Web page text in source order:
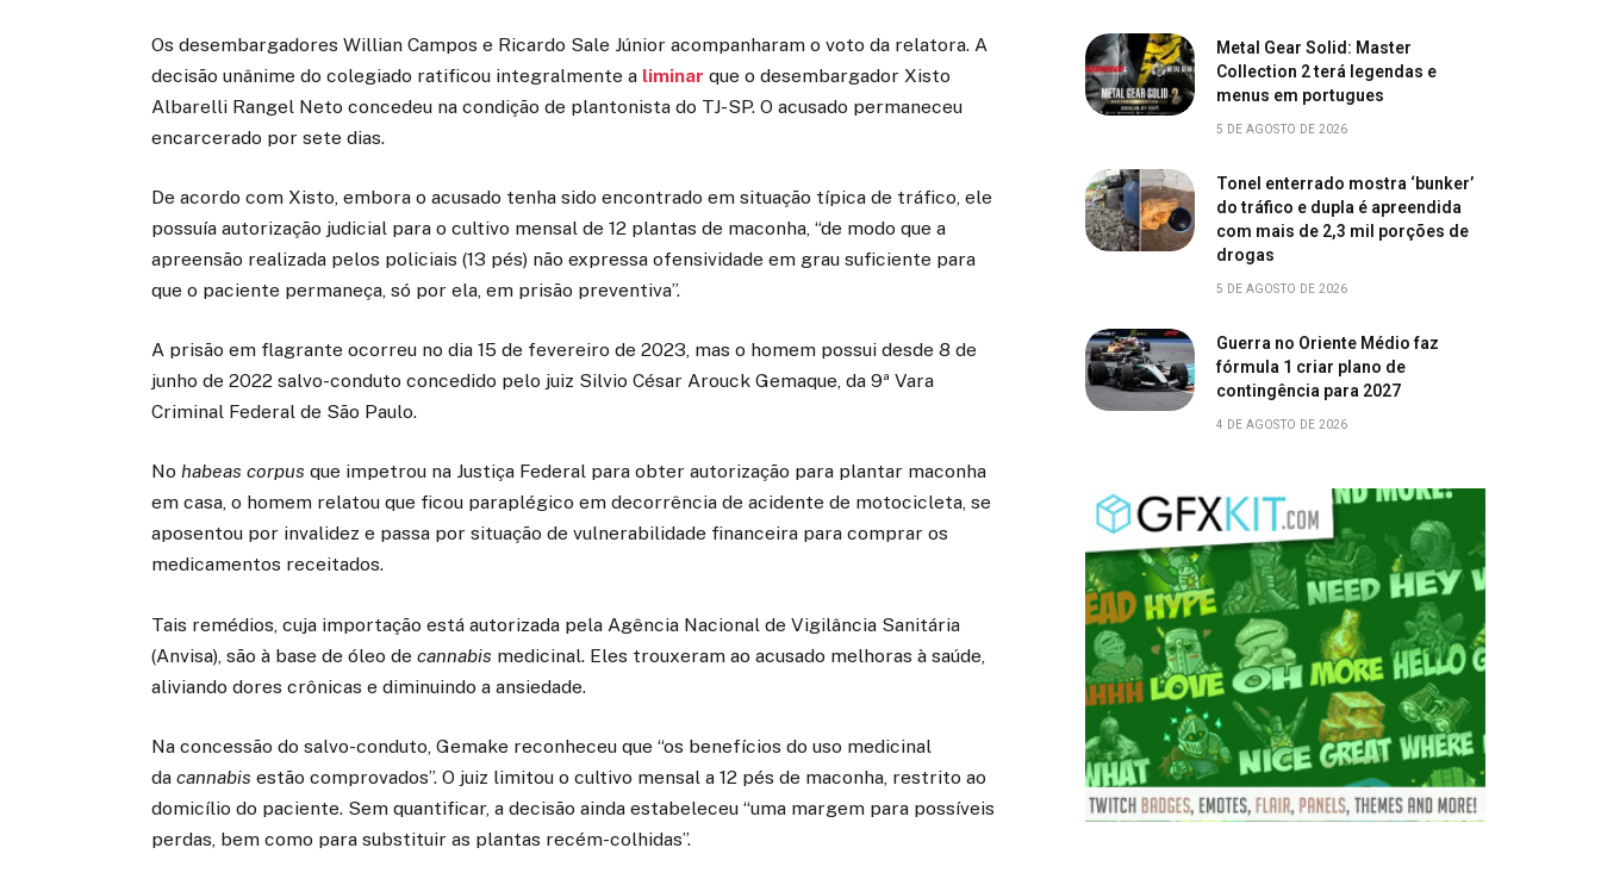
Os desembargadores Willian Campos e Ricardo Sale Júnior acompanharam o voto da relatora. A
decisão unânime do colegiado ratificou integralmente a liminar que o desembargador Xisto
Albarelli Rangel Neto concedeu na condição de plantonista do TJ-SP. O acusado permaneceu
encarcerado por sete dias.
De acordo com Xisto, embora o acusado tenha sido encontrado em situação típica de tráfico, ele
possuía autorização judicial para o cultivo mensal de 12 plantas de maconha, “de modo que a
apreensão realizada pelos policiais (13 pés) não expressa ofensividade em grau suficiente para
que o paciente permaneça, só por ela, em prisão preventiva”.
A prisão em flagrante ocorreu no dia 15 de fevereiro de 2023, mas o homem possui desde 8 de
junho de 2022 salvo-conduto concedido pelo juiz Silvio César Arouck Gemaque, da 9ª Vara
Criminal Federal de São Paulo.
Nohabeas corpus que impetrou na Justiça Federal para obter autorização para plantar maconha
em casa, o homem relatou que ficou paraplégico em decorrência de acidente de motocicleta, se
aposentou por invalidez e passa por situação de vulnerabilidade financeira para comprar os
medicamentos receitados.
Tais remédios, cuja importação está autorizada pela Agência Nacional de Vigilância Sanitária
(Anvisa), são à base de óleo decannabis medicinal. Eles trouxeram ao acusado melhoras à saúde,
aliviando dores crônicas e diminuindo a ansiedade.
Na concessão do salvo-conduto, Gemake reconheceu que “os benefícios do uso medicinal
dacannabis estão comprovados”. O juiz limitou o cultivo mensal a 12 pés de maconha, restrito ao
domicílio do paciente. Sem quantificar, a decisão ainda estabeleceu “uma margem para possíveis
perdas, bem como para substituir as plantas recém-colhidas”.
Metal Gear Solid: Master
Collection 2 terá legendas e
menus em portugues
5 DE AGOSTO DE 2026
Tonel enterrado mostra ‘bunker’
do tráfico e dupla é apreendida
com mais de 2,3 mil porções de
drogas
5 DE AGOSTO DE 2026
Guerra no Oriente Médio faz
fórmula 1 criar plano de
contingência para 2027
4 DE AGOSTO DE 2026